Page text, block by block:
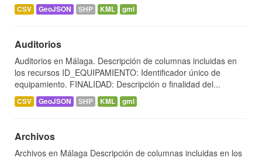
CSV GeoJSON SHP KML gml
Auditorios
Auditorios en Málaga. Descripción de columnas incluidas en
los recursos ID_EQUIPAMIENTO: Identificador único de
equipamiento. FINALIDAD: Descripción o finalidad del...
CSV GeoJSON SHP KML gml
Archivos
Archivos en Málaga Descripción de columnas incluidas en los